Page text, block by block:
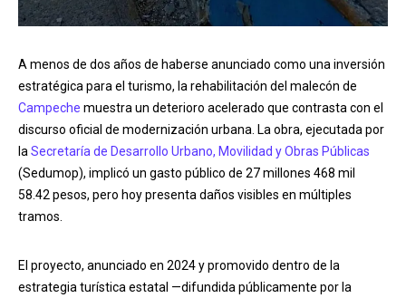
A menos de dos años de haberse anunciado como una inversión
estratégica para el turismo, la rehabilitación del malecón de
Campeche muestra un deterioro acelerado que contrasta con el
discurso oficial de modernización urbana. La obra, ejecutada por
laSecretaría de Desarrollo Urbano, Movilidad y Obras Públicas
(Sedumop), implicó un gasto público de 27 millones 468 mil
58.42 pesos, pero hoy presenta daños visibles en múltiples
tramos.
El proyecto, anunciado en 2024 y promovido dentro de la
estrategia turística estatal —difundida públicamente por la